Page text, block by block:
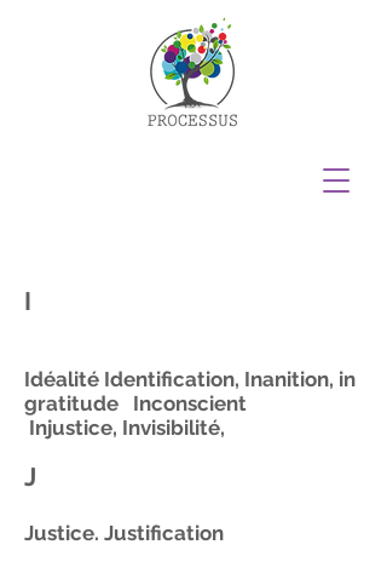
I
Idéalité Identification, Inanition, in
gratitude Inconscient
Injustice, Invisibilité,
J
Justice. Justification